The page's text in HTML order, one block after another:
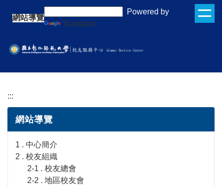
要
內
網站導覽
Powered by
Translate
:::
網站導覽
1 . 中心簡介
2 . 校友組織
2-1 . 校友總會
2-2 . 地區校友會